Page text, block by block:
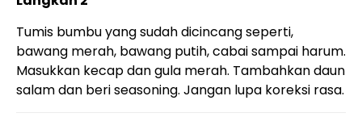
Tumis bumbu yang sudah dicincang seperti,
bawang merah, bawang putih, cabai sampai harum.
Masukkan kecap dan gula merah. Tambahkan daun
salam dan beri seasoning. Jangan lupa koreksi rasa.